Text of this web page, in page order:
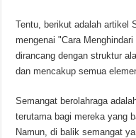
Tentu, berikut adalah artikel
mengenai "Cara
dirancang dengan struktur
dan mencakup semua
Semangat berolahraga
terutama bagi mereka yang
Namun, di balik semangat